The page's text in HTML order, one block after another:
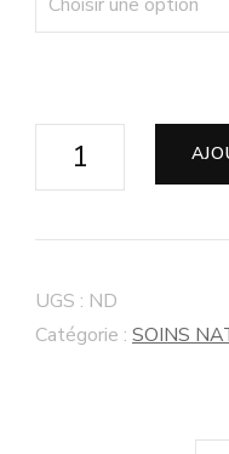
UGS : ND
Catégorie : SOINS